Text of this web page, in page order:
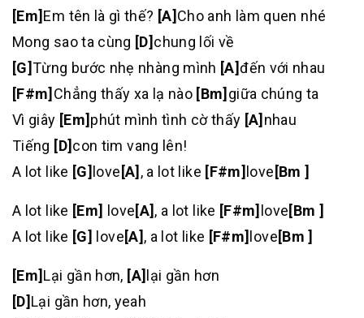
[Em] Em tên là gì thế? [A] Cho anh làm quen nhé
Mong sao ta cùng [D] chung lối về
[G]Từng bước nhẹ nhàng mình [A]đến với nhau
[F#m] Chẳng thấy xa lạ nào [Bm] giữa chúng ta
Vì giây [Em] phút mình tình cờ thấy [A] nhau
Tiếng [D] con tim vang lên!
A lot like [G] love [A] , a lot like [F#m] love [Bm ]
A lot like [Em] love[A] , a lot like [F#m] love[Bm ]
A lot like [G] love[A] , a lot like [F#m] love[Bm ]
[Em] Lại gần hơn, [A] lại gần hơn
[D] Lại gần hơn, yeah